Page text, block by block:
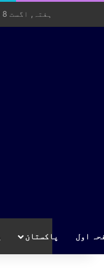
ہفتہ, اگست 8 2026
اول پاکستان